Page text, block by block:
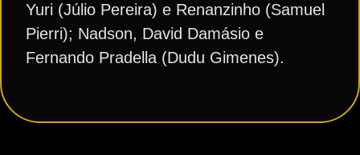
Yuri (Júlio Pereira) e Renanzinho (Samuel
Pierri); Nadson, David Damásio e
Fernando Pradella (Dudu Gimenes).